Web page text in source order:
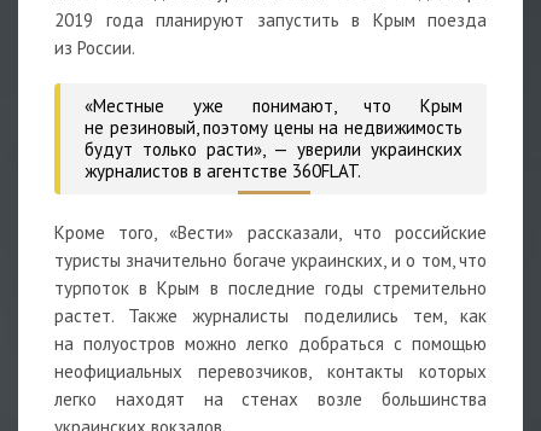
2019 года планируют запустить в Крым поезда
из России.
«Местные уже понимают, что Крым
не резиновый, поэтому цены на недвижимость
будут только расти», — уверили украинских
журналистов в агентстве 360FLAT.
Кроме того, «Вести» рассказали, что российские
туристы значительно богаче украинских, и о том, что
турпоток в Крым в последние годы стремительно
растет. Также журналисты поделились тем, как
на полуостров можно легко добраться с помощью
неофициальных перевозчиков, контакты которых
легко находят на стенах возле большинства